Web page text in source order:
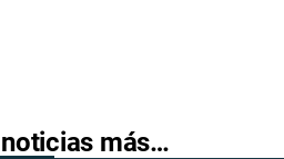
noticias más…